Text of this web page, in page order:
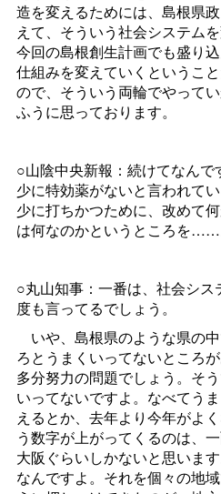
造を変えるためには、島根県
えて、そういう社会システム
今回の島根創生計画でも盛り
仕組みを変えていくというこ
ので、そういう両輪でやって
ふうに思っております。
○山陰中央新報：続けてなん
少に特効薬がないと言われて
少に打ちかつために、改めて
は何なのかというところを……
○丸山知事：一番は、社会シ
度も言ってるでしょう。
いや、島根県のような県の
ろとうまくいってないところ
多分努力の問題でしょう。そ
いってないですよ。なべてう
えるとか、去年より今年がよ
う数字が上がってくるのは、
大阪ぐらいしかないと思いま
なんですよ。それを個々の地